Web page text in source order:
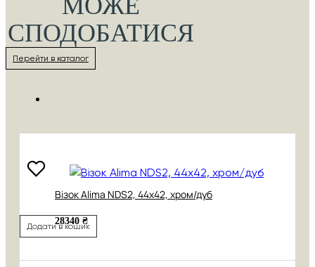
СПОДОБАТИСЯ
Перейти в каталог
Візок Alima NDS2, 44х42, хром/дуб
28340 ₴
Додати в кошик